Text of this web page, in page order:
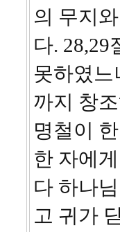
의 무지
다.
못하였느
까지 창
명철이
한 자에
다 하나
고 귀가